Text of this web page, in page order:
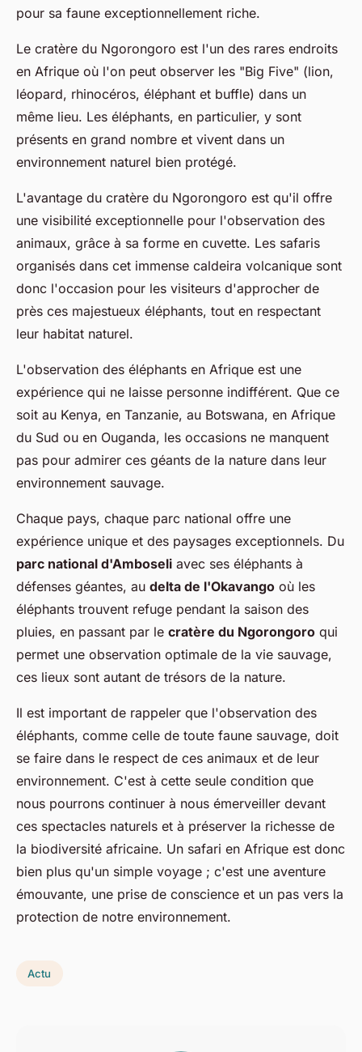
pour sa faune exceptionnellement riche.
Le cratère du Ngorongoro est l'un des rares endroits
en Afrique où l'on peut observer les "Big Five" (lion,
léopard, rhinocéros, éléphant et buffle) dans un
même lieu. Les éléphants, en particulier, y sont
présents en grand nombre et vivent dans un
environnement naturel bien protégé.
L'avantage du cratère du Ngorongoro est qu'il offre
une visibilité exceptionnelle pour l'observation des
animaux, grâce à sa forme en cuvette. Les safaris
organisés dans cet immense caldeira volcanique sont
donc l'occasion pour les visiteurs d'approcher de
près ces majestueux éléphants, tout en respectant
leur habitat naturel.
L'observation des éléphants en Afrique est une
expérience qui ne laisse personne indifférent. Que ce
soit au Kenya, en Tanzanie, au Botswana, en Afrique
du Sud ou en Ouganda, les occasions ne manquent
pas pour admirer ces géants de la nature dans leur
environnement sauvage.
Chaque pays, chaque parc national offre une
expérience unique et des paysages exceptionnels. Du
parc national d'Amboseli avec ses éléphants à
défenses géantes, au delta de l'Okavango où les
éléphants trouvent refuge pendant la saison des
pluies, en passant par le cratère du Ngorongoro qui
permet une observation optimale de la vie sauvage,
ces lieux sont autant de trésors de la nature.
Il est important de rappeler que l'observation des
éléphants, comme celle de toute faune sauvage, doit
se faire dans le respect de ces animaux et de leur
environnement. C'est à cette seule condition que
nous pourrons continuer à nous émerveiller devant
ces spectacles naturels et à préserver la richesse de
la biodiversité africaine. Un safari en Afrique est donc
bien plus qu'un simple voyage ; c'est une aventure
émouvante, une prise de conscience et un pas vers la
protection de notre environnement.
Actu